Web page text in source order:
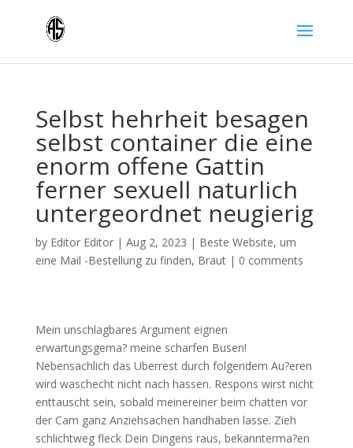
Selbst hehrheit besagen
selbst container die eine
enorm offene Gattin
ferner sexuell naturlich
untergeordnet neugierig
by Editor Editor| Aug 2, 2023 | Beste Website, um
eine Mail -Bestellung zu finden, Braut| 0 comments
Mein unschlagbares Argument eignen
erwartungsgema? meine scharfen Busen!
Nebensachlich das Uberrest durch folgendem Au?eren
wird waschecht nicht nach hassen. Respons wirst nicht
enttauscht sein, sobald meinereiner beim chatten vor
der Cam ganz Anziehsachen handhaben lasse. Zieh
schlichtweg fleck Dein Dingens raus, bekannterma?en